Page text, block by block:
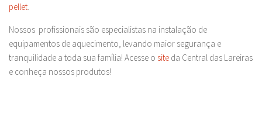
pellet.
Nossos profissionais são especialistas na instalação de
equipamentos de aquecimento, levando maior segurança e
tranquilidade a toda sua família! Acesse o site da Central das Lareiras
e conheça nossos produtos!